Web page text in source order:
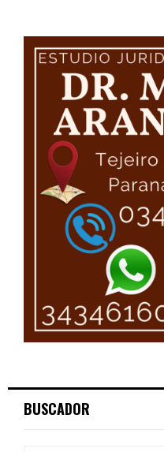
BUSCADOR